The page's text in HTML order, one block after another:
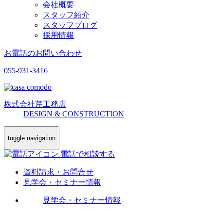
会社概要
スタッフ紹介
スタッフブログ
採用情報
お電話のお問い合わせ
055-931-3416
株式会社芹工務店
DESIGN & CONSTRUCTION
toggle navigation
電話で相談する
資料請求・お問合せ
見学会・セミナー情報
見学会・セミナー情報